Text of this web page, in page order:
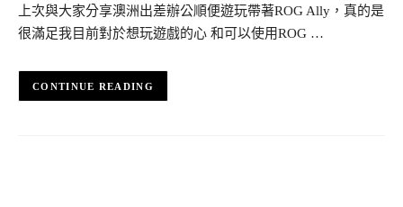
上次與大家分享澳洲出差辦公順便遊玩帶著ROG Ally，真的是
很滿足我目前對於想玩遊戲的心 和可以使用ROG …
CONTINUE READING